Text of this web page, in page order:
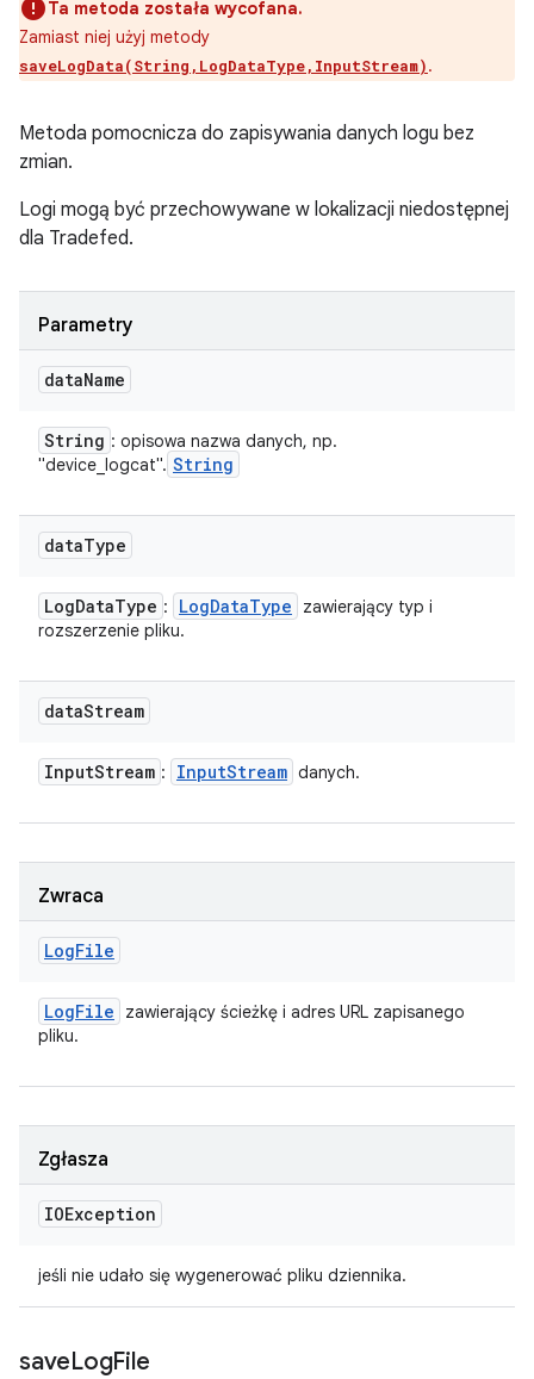
Ta metoda została wycofana.
Zamiast niej użyj metody
saveLogData(String,LogDataType,InputStream).
Metoda pomocnicza do zapisywania danych logu bez
zmian.
Logi mogą być przechowywane w lokalizacji niedostępnej
dla Tradefed.
Parametry
dataName
String : opisowa nazwa danych, np.
"device_logcat". String
dataType
LogDataType : LogDataType
zawierający typ i
rozszerzenie pliku.
dataStream
InputStream : InputStream danych.
Zwraca
LogFile
LogFile
zawierający ścieżkę i adres URL zapisanego
pliku.
Zgłasza
IOException
jeśli nie udało się wygenerować pliku dziennika.
saveLogFile